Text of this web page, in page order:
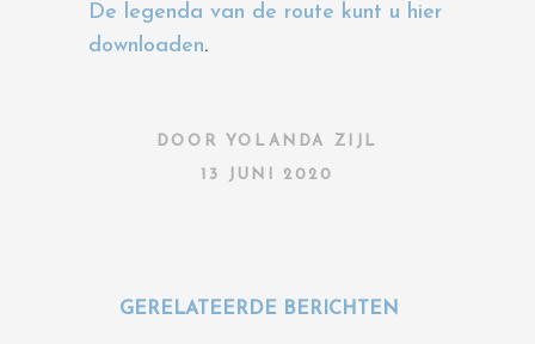
De legenda van de route kunt u hier
downloaden.
DOOR YOLANDA ZIJL
13 JUNI 2020
GERELATEERDE BERICHTEN